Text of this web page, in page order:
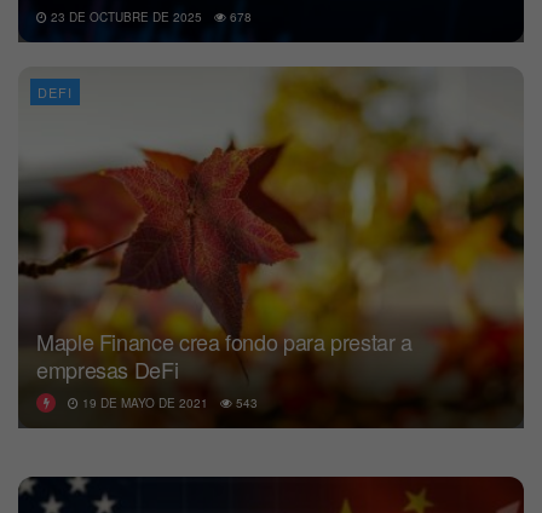
23 DE OCTUBRE DE 2025 678
DEFI
Maple Finance crea fondo para prestar a
empresas DeFi
19 DE MAYO DE 2021 543